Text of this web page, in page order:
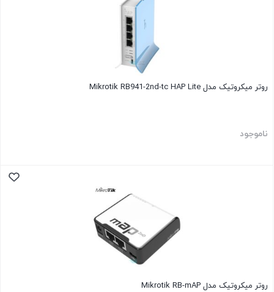
روتر میکروتیک مدل Mikrotik RB941-2nd-tc HAP Lite
ناموجود
روتر میکروتیک مدل Mikrotik RB-mAP